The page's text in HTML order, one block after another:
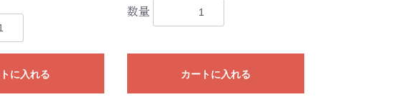
に入れる
数量
カートに入れる